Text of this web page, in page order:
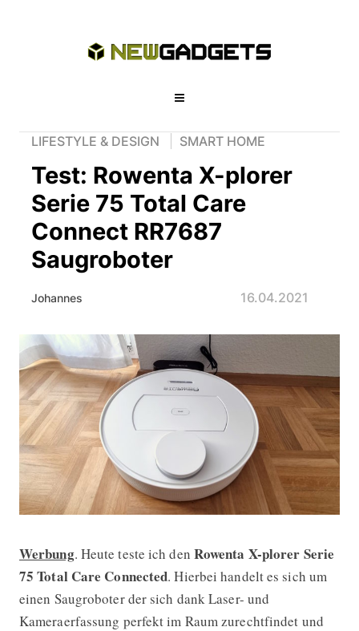
LIFESTYLE & DESIGN SMART HOME
Test: Rowenta X-plorer
Serie 75 Total Care
Connect RR7687
Saugroboter
Johannes 16.04.2021
Test: Rowenta X-plorer Serie 75
Werbung. Heute teste ich den Rowenta X-plorer Serie
75 Total Care Connected. Hierbei handelt es sich um
einen Saugroboter der sich dank Laser- und
Kameraerfassung perfekt im Raum zurechtfindet und